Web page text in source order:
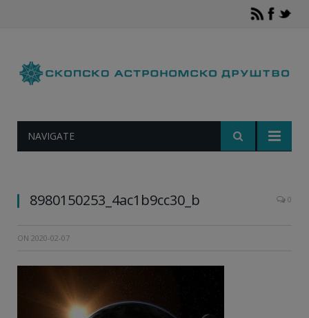
NAVIGATE
8980150253_4ac1b9cc30_b 0
ON 2020-02-07